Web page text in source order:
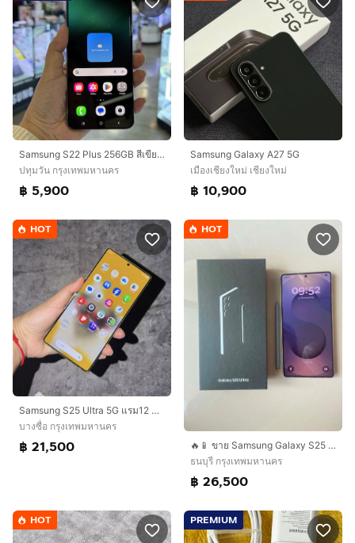
Samsung S22 Plus 256GB สีเขียว เครื่องศูนย์ สภาพสวยมาก จอ6.6นิ้ว แรม8รอม256 Snap8 Gen1 กล้อง50ล้าน(3ตัว)🔥🔥
ปทุมวัน กรุงเทพมหานคร
฿ 5,900
Samsung Galaxy A27 5G
เมืองเชียงใหม่ เชียงใหม่
฿ 10,900
HOT
Samsung S25 Ultra 5G แรม12 ความจำ256
บางซื่อ กรุงเทพมหานคร
฿ 21,500
HOT
🔥📱 ขาย Samsung Galaxy S25 Ultra 12GB 256GB เครื่องศูนย์ไทย สภาพใหม่
ธนบุรี กรุงเทพมหานคร
฿ 26,500
HOT PREMIUM